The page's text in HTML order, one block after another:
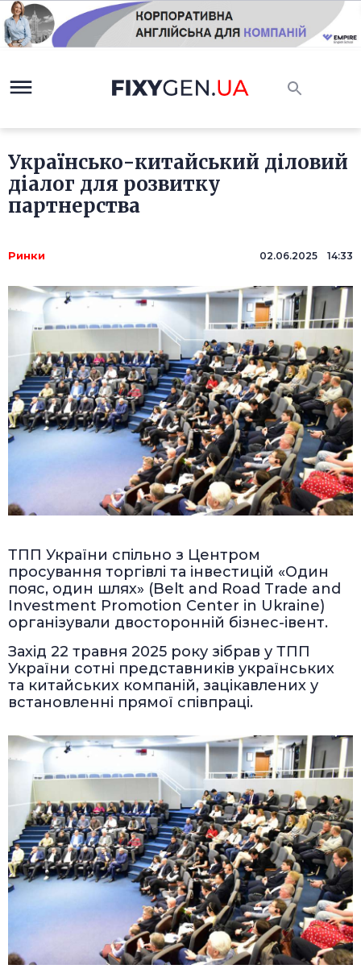
Українсько-китайський діловий
діалог для розвитку
партнерства
Ринки 02.06.2025 14:33
ТПП України спільно з Центром
просування торгівлі та інвестицій «Один
пояс, один шлях» (Belt and Road Trade and
Investment Promotion Center in Ukraine)
організували двосторонній бізнес-івент.
Захід 22 травня 2025 року зібрав у ТПП
України сотні представників українських
та китайських компаній, зацікавлених у
встановленні прямої співпраці.